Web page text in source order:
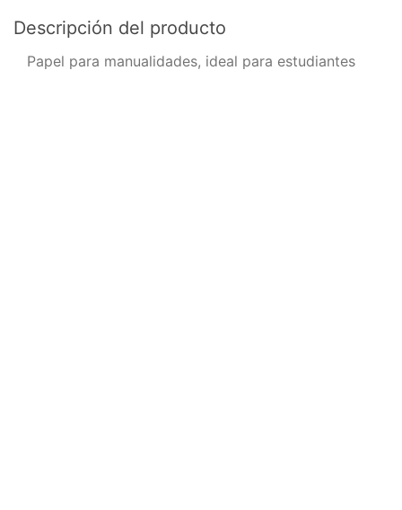
Descripción del producto
Papel para manualidades, ideal para estudiantes